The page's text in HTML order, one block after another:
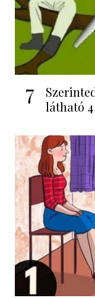
7
látható 4